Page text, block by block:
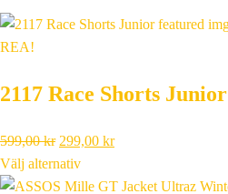
REA!
2117 Race Shorts Junior
599,00kr Det
ursprungliga
priset
299,00 krDet
priset
Välj alternativ